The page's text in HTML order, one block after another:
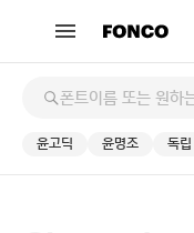
윤고딕 윤명조 독립